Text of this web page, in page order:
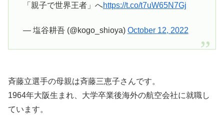
「親子で世界王者」へhttps://t.co/t7uW65N7Gj
— 塩谷耕吾 (@kogo_shioya) October 12, 2022
斉藤立選手の母親は斉藤三恵子さんです。
1964年大阪生まれ、大学卒業後海外の航空会社に就職し
ています。